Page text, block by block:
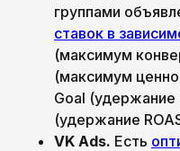
группами
ставок в
(максимум
(максимум
Goal (удержание
(удержание
VK Ads. Есть